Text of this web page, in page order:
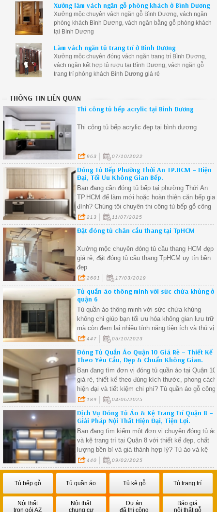
Xưởng làm vách ngăn gỗ phòng khách ở Bình Dương
Xưởng mộc chuyên vách ngăn gỗ Bình Dương, vách ngăn
phòng khách Bình Dương, vách ngăn bằng gỗ phòng khách
tại Bình Dương
Làm vách ngăn tủ trang trí ở Bình Dương
Xưởng mộc chuyên đóng vách ngăn trang trí Bình Dương,
vách ngăn kết hợp tủ rượu tại Bình Dương, vách ngăn gỗ
trang trí phòng khách Bình Dương giá rẻ
THÔNG TIN LIÊN QUAN
Thi công tủ bếp acrylic tại Bình Dương
Thi công tủ bếp acrylic đẹp tại bình dương
963 07/10/2022
Đóng Tủ Bếp Phường Thới An TP.HCM – Hiện
Đại, Tối Ưu Không Gian Bếp.
Bạn đang cần đóng tủ bếp tại phường Thới An
TP.HCM để làm mới hoặc hoàn thiện căn bếp gia
đình? Chúng tôi chuyên thi công tủ bếp gỗ công
nghiệp tại phường Thới An, thiết kế hiện đại, sản
xuất trực tiếp tại xưởng – giá cả hợp lý – bảo
hành dài hạn.
213 11/07/2025
Đặt đóng tủ chân cầu thang tại TpHCM
Xưởng mộc chuyên đóng tủ cầu thang HCM đẹp
giá rẻ, đặt đóng tủ cầu thang TpHCM uy tín bền
đẹp
2601 17/03/2019
Tủ quần áo thông minh với sức chứa khủng ở
quận 6
Tủ quần áo thông minh với sức chứa khủng
không chỉ giúp bạn tối ưu hóa không gian lưu trữ
mà còn đem lại nhiều tính năng tiện ích và thú vị
447 05/10/2023
Đóng Tủ Quần Áo Quận 10 Giá Rẻ – Thiết Kế
Theo Yêu Cầu, Đẹp & Chuẩn Không Gian.
Bạn đang tìm đơn vị đóng tủ quần áo tại Quận 10
giá rẻ, thiết kế theo đúng kích thước, phong cách
hiện đại và tiết kiệm chi phí? Tủ quần áo gỗ công
nghiệp đang là lựa chọn phổ biến và tối ưu chi
phí cho các gia đình, căn hộ chung cư, nhà phố
tại TP.HCM hiện nay.
189 04/06/2025
Dịch Vụ Đóng Tủ Áo & Kệ Trang Trí Quận 8 –
Giải Pháp Nội Thất Hiện Đại, Tiện Lợi.
Bạn đang tìm kiếm một đơn vị chuyên đóng tủ áo
và kệ trang trí tại Quận 8 với thiết kế đẹp, chất
lượng bền bỉ và giá thành hợp lý? Tủ áo và kệ
trang trí không chỉ giúp tối ưu không gian mà còn
tạo điểm nhấn sang trọng cho ngôi nhà. Hãy cùng
quy trình thi công chuyên nghiệp trong bài viết
dưới đây!
440 09/02/2025
Tủ bếp gỗ Tủ quần áo Tủ kệ gỗ Tủ trang trí
Nội thất
trọn gói AZ
Nội thất
chung cư
Dự án
đã thi công
Báo giá
nội thất gỗ